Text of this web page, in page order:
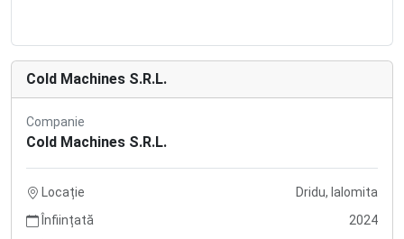
Cold Machines S.R.L.
Companie
Cold Machines S.R.L.
Locație
Dridu, Ialomita
Înființată
2024